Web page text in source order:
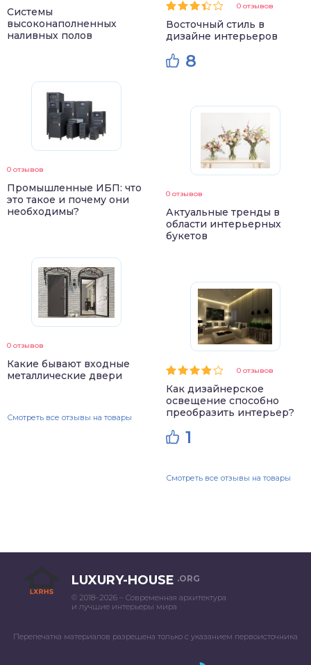
Системы
высоконаполненных
наливных полов
0 отзывов
Промышленные ИБП: что
это такое и почему они
необходимы?
0 отзывов
Какие бывают входные
металлические двери
Смотреть все отзывы на товары
0 отзывов
Восточный стиль в
дизайне интерьеров
8
0 отзывов
Актуальные тренды в
области интерьерных
букетов
0 отзывов
Как дизайнерское
освещение способно
преобразить интерьер?
1
Смотреть все отзывы на товары
LUXURY-HOUSE .ORG
© 2018–2026 – Современная архитектура
и лучшие интерьеры мира
Перепечатка материалов разрешена только с указанием первоисточника